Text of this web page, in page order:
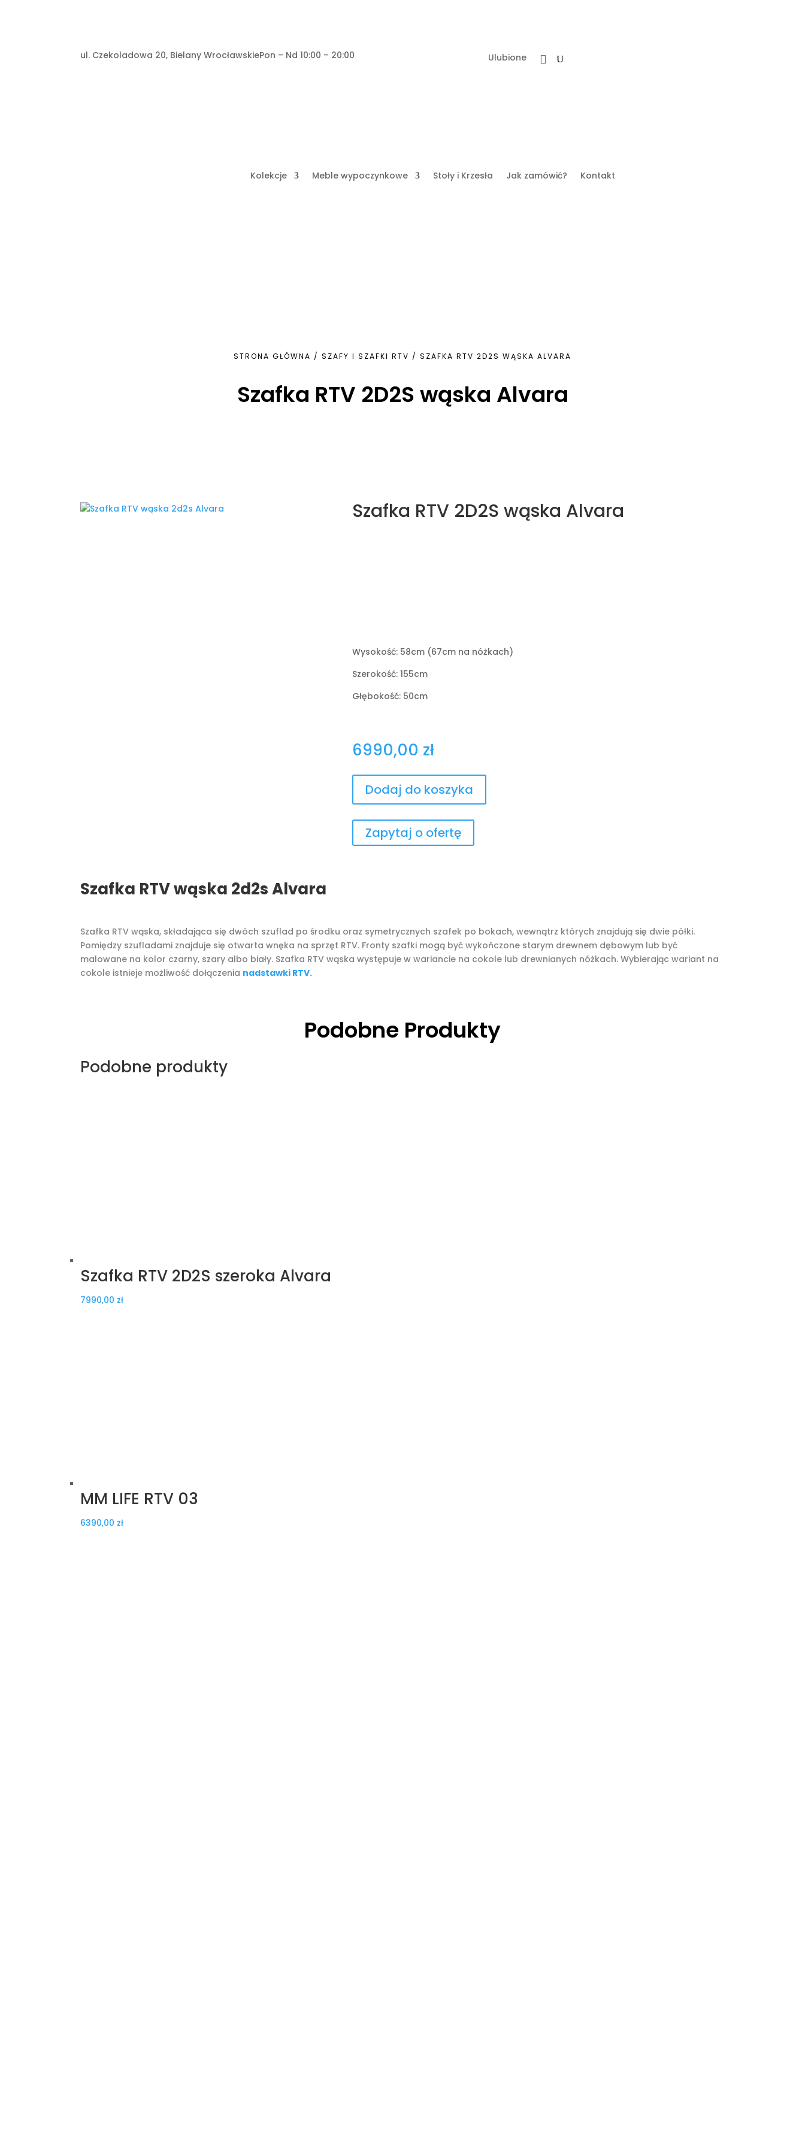
ul. Czekoladowa 20, Bielany WrocławskiePon – Nd 10:00 – 20:00 Ulubione
Kolekcje Meble wypoczynkowe Stoły i Krzesła Jak zamówić? Kontakt
STRONA GŁÓWNA / SZAFY I SZAFKI RTV / SZAFKA RTV 2D2S WĄSKA ALVARA
Szafka RTV 2D2S wąska Alvara
Szafka RTV 2D2S wąska Alvara
Wysokość: 58cm (67cm na nóżkach)
Szerokość: 155cm
Głębokość: 50cm
6990,00 zł
Dodaj do koszyka
Zapytaj o ofertę
Szafka RTV wąska 2d2s Alvara
Szafka RTV wąska, składająca się dwóch szuflad po środku oraz symetrycznych szafek po bokach, wewnątrz których znajdują się dwie półki.
Pomiędzy szufladami znajduje się otwarta wnęka na sprzęt RTV. Fronty szafki mogą być wykończone starym drewnem dębowym lub być
malowane na kolor czarny, szary albo biały. Szafka RTV wąska występuje w wariancie na cokole lub drewnianych nóżkach. Wybierając wariant na
cokole istnieje możliwość dołączenia nadstawki RTV.
Podobne Produkty
Podobne produkty
Szafka RTV 2D2S szeroka Alvara
7990,00 zł
MM LIFE RTV 03
6390,00 zł